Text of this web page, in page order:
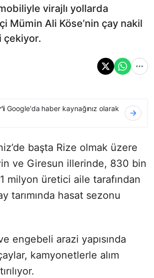
virajlı yollarda
Mümin Ali Köse’nin çay nakil
çekiyor.
Google'da haber kaynağınız olarak
başta Rize olmak üzere
ve Giresun illerinde, 830 bin
milyon üretici aile tarafından
tarımında hasat sezonu
engebeli arazi yapısında
kamyonetlerle alım